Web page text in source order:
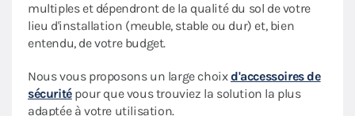
multiples et dépendront de la qualité du sol de votre
lieu d'installation (meuble, stable ou dur) et, bien
entendu, de votre budget.
Nous vous proposons un large choixd'accessoires de
sécuritépour que vous trouviez la solution la plus
adaptée à votre utilisation.